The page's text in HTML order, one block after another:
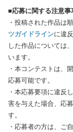
■応募に関する注意事
・投稿された作品は
ツガイドラインに違
した作品については
います。
・本コンテストは、
応募可能です。
・本応募要項に違反
害を与えた場合、応
す。
・応募者の方は、ご